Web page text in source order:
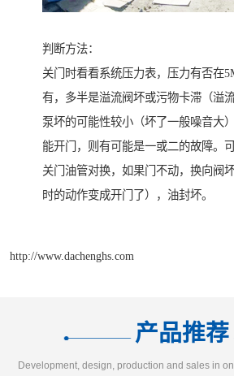
判断方法：
关门时看看系统压力表，压力有否在
有，多半是溢流阀坏或污物卡滞（溢
泵坏的可能性较小（坏了一般噪音大
能开门，则有可能是一或二的故障。
关门油管对换，如果门不动，换向阀
时的动作变成开门了），油封坏。
http://www.dachenghs.com
产品推荐